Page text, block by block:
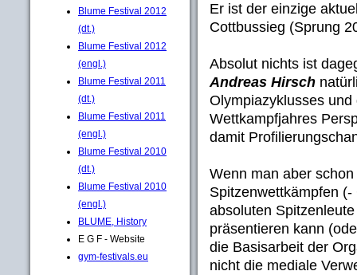
Blume Festival 2012
(dt.)
Blume Festival 2012
(engl.)
Blume Festival 2011
(dt.)
Blume Festival 2011
(engl.)
Blume Festival 2010
(dt.)
Blume Festival 2010
(engl.)
BLUME, History
E G F - Website
gym-festivals.eu
Er ist der einzige
Cottbussieg (Sprung
Absolut nichts ist
Andreas Hirsch
Olympiazyklusses
Wettkampfjahres
damit
Wenn man aber
Spitzenwettkämpfen
absoluten
präsentieren kann
die Basisarbeit der
nicht die mediale